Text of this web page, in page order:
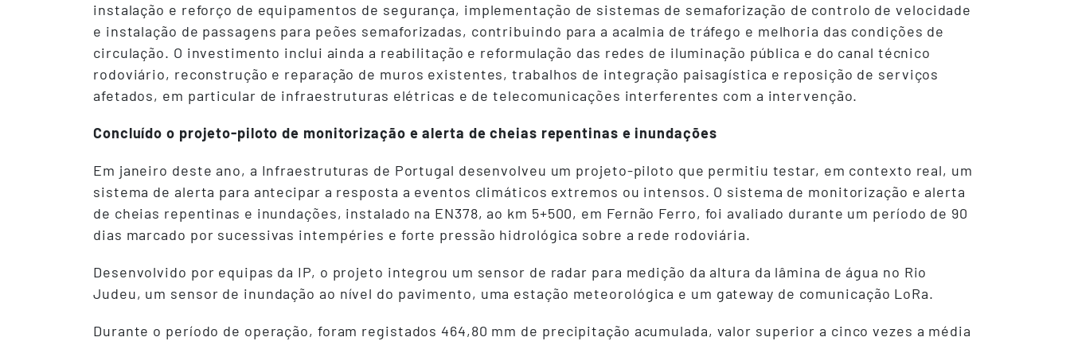
instalação e reforço de equipamentos de segurança, implementação de sistemas de semaforização de controlo de velocidade
e instalação de passagens para peões semaforizadas, contribuindo para a acalmia de tráfego e melhoria das condições de
circulação. O investimento inclui ainda a reabilitação e reformulação das redes de iluminação pública e do canal técnico
rodoviário, reconstrução e reparação de muros existentes, trabalhos de integração paisagística e reposição de serviços
afetados, em particular de infraestruturas elétricas e de telecomunicações interferentes com a intervenção.
Concluído o projeto-piloto de monitorização e alerta de cheias repentinas e inundações
Em janeiro deste ano, a Infraestruturas de Portugal desenvolveu um projeto-piloto que permitiu testar, em contexto real, um
sistema de alerta para antecipar a resposta a eventos climáticos extremos ou intensos. O sistema de monitorização e alerta
de cheias repentinas e inundações, instalado na EN378, ao km 5+500, em Fernão Ferro, foi avaliado durante um período de 90
dias marcado por sucessivas intempéries e forte pressão hidrológica sobre a rede rodoviária.
Desenvolvido por equipas da IP, o projeto integrou um sensor de radar para medição da altura da lâmina de água no Rio
Judeu, um sensor de inundação ao nível do pavimento, uma estação meteorológica e um gateway de comunicação LoRa.
Durante o período de operação, foram registados 464,80 mm de precipitação acumulada, valor superior a cinco vezes a média